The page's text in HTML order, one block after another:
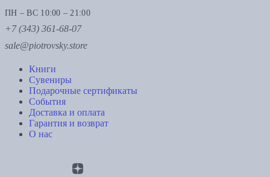
ПН – ВС 10:00 – 21:00
+7 (343) 361-68-07
sale@piotrovsky.store
Книги
Сувениры
Подарочные сертификаты
События
Доставка и оплата
Гарантия и возврат
О нас